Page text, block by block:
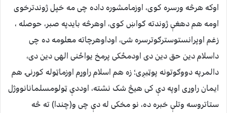
اوکه هرڅه ورسره کوی، اوزمامشوره داده چی مه خپل ژوندترخوی
اومه هم دهغې ژوندته ګواښ کوی، اوهرڅه بایدپه صبر، حوصله ،
زغم اوپرانستوسترګوترسره شی، اوداوهرچاته معلومه ده چی
داسلام دین حق دین دی اودمځکی پرمخ یواځنی الهی دین دی،
دالمرپه دووګوتونه پوټیږی؛ زه هم اسلام راوړم اوزماټوله کورنۍ هم
ایمان راوړی اوپه دې کی هیڅ شک نشته، اوددې ټولومسلمانانووژل
ستاتروسه وتلې خبره ده، نو مخکی له دې چی و(چندا) ته څه